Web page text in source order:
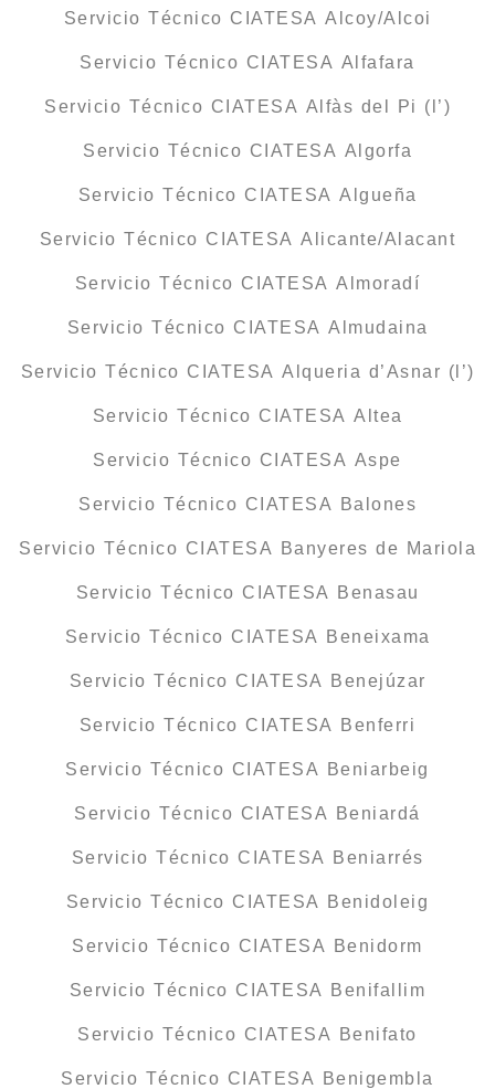
Servicio Técnico CIATESA Alcoy/Alcoi
Servicio Técnico CIATESA Alfafara
Servicio Técnico CIATESA Alfàs del Pi (l’)
Servicio Técnico CIATESA Algorfa
Servicio Técnico CIATESA Algueña
Servicio Técnico CIATESA Alicante/Alacant
Servicio Técnico CIATESA Almoradí
Servicio Técnico CIATESA Almudaina
Servicio Técnico CIATESA Alqueria d’Asnar (l’)
Servicio Técnico CIATESA Altea
Servicio Técnico CIATESA Aspe
Servicio Técnico CIATESA Balones
Servicio Técnico CIATESA Banyeres de Mariola
Servicio Técnico CIATESA Benasau
Servicio Técnico CIATESA Beneixama
Servicio Técnico CIATESA Benejúzar
Servicio Técnico CIATESA Benferri
Servicio Técnico CIATESA Beniarbeig
Servicio Técnico CIATESA Beniardá
Servicio Técnico CIATESA Beniarrés
Servicio Técnico CIATESA Benidoleig
Servicio Técnico CIATESA Benidorm
Servicio Técnico CIATESA Benifallim
Servicio Técnico CIATESA Benifato
Servicio Técnico CIATESA Benigembla